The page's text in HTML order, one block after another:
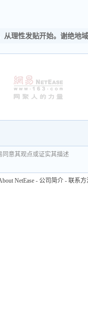
从理性发贴开始。谢绝地
同意其观点或证实其描述
NetEase - 公司简介 - 联系方